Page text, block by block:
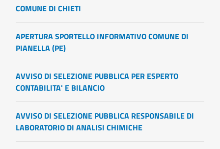
COMUNE DI CHIETI
APERTURA SPORTELLO INFORMATIVO COMUNE DI
PIANELLA (PE)
AVVISO DI SELEZIONE PUBBLICA PER ESPERTO
CONTABILITA' E BILANCIO
AVVISO DI SELEZIONE PUBBLICA RESPONSABILE DI
LABORATORIO DI ANALISI CHIMICHE